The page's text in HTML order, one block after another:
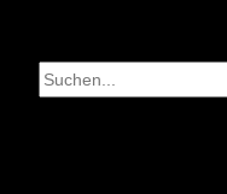
Inhalt
springen
Suchen